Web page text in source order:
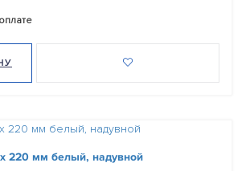
220 мм белый, надувной